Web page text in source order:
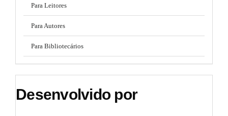
Para Leitores
Para Autores
Para Bibliotecários
Desenvolvido por